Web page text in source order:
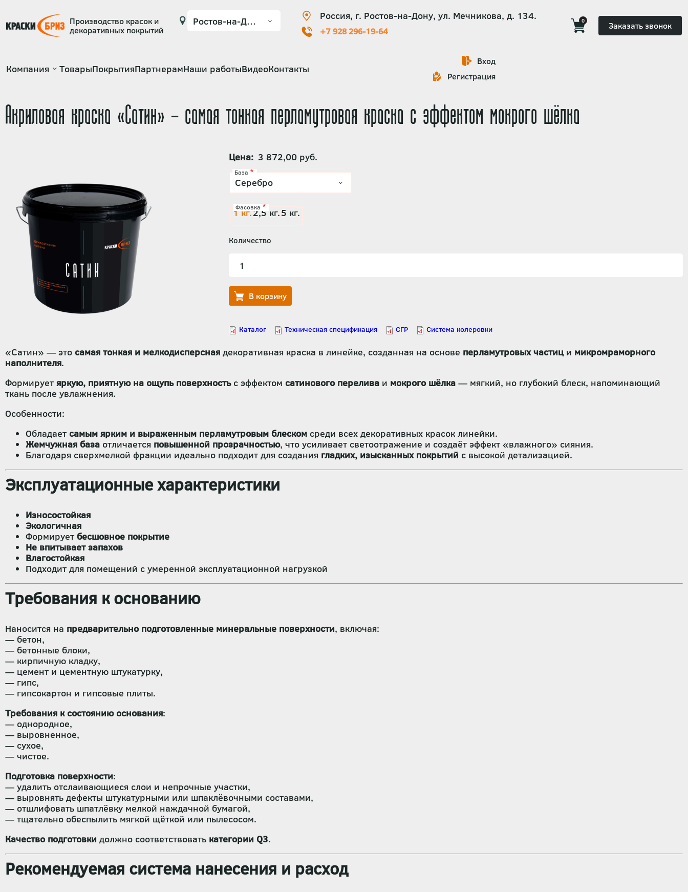
Производство красок и
декоративных покрытий
Россия, г. Ростов-на-Дону, ул. Мечникова, д. 134.
+7 928 296-19-64
0 Заказать звонок
Основная
Компания ТоварыПокрытияПартнерамНаши работыВидеоКонтакты
Вход
Регистрация
Акриловая краска «Сатин» - самая тонкая перламутровая краска с эффектом мокрого шёлка
Цена 3 872,00 руб.
База
Фасовка
1 кг.2,5 кг.5 кг.
Количество
«Сатин» — это самая тонкая и мелкодисперсная декоративная краска в линейке, созданная на основе перламутровых частици микромраморного
наполнителя.
Формируетяркую, приятную на ощупь поверхностьс эффектом сатинового перелива и мокрого шёлка — мягкий, но глубокий блеск, напоминающий
ткань после увлажнения.
Особенности:
Обладает самым ярким и выраженным перламутровым блеском среди всех декоративных красок линейки.
Жемчужная база отличается повышенной прозрачностью, что усиливает светоотражение и создаёт эффект «влажного» сияния.
Благодаря сверхмелкой фракции идеально подходит для создания гладких, изысканных покрытий с высокой детализацией.
Эксплуатационные характеристики
Износостойкая
Экологичная
Формирует бесшовное покрытие
Не впитывает запахов
Влагостойкая
Подходит для помещений с умеренной эксплуатационной нагрузкой
Требования к основанию
Наносится на предварительно подготовленные минеральные поверхности, включая:
— бетон,
— бетонные блоки,
— кирпичную кладку,
— цемент и цементную штукатурку,
— гипс,
— гипсокартон и гипсовые плиты.
Требования к состоянию основания:
— однородное,
— выровненное,
— сухое,
— чистое.
Подготовка поверхности:
— удалить отслаивающиеся слои и непрочные участки,
— выровнять дефекты штукатурными или шпаклёвочными составами,
— отшлифовать шпатлёвку мелкой наждачной бумагой,
— тщательно обеспылить мягкой щёткой или пылесосом.
Качество подготовки должно соответствовать категории Q3.
Рекомендуемая система нанесения и расход